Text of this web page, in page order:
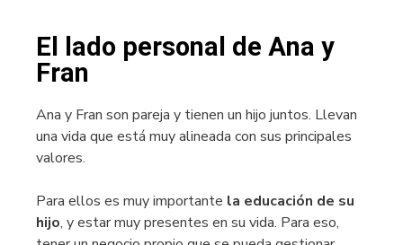
El lado personal de Ana y
Fran
Ana y Fran son pareja y tienen un hijo juntos. Llevan
una vida que está muy alineada con sus principales
valores.
Para ellos es muy importante la educación de su
hijo, y estar muy presentes en su vida. Para eso,